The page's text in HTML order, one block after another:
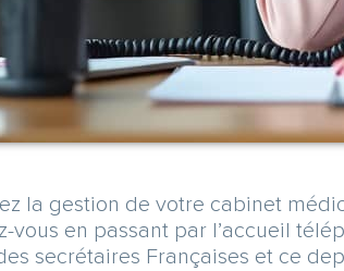
la gestion de votre cabinet
vous en passant par l’accueil
secrétaires Françaises et ce